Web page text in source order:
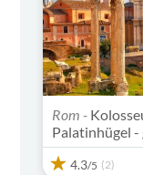
Rom -
Palatinhügel
4.3/5 (2)